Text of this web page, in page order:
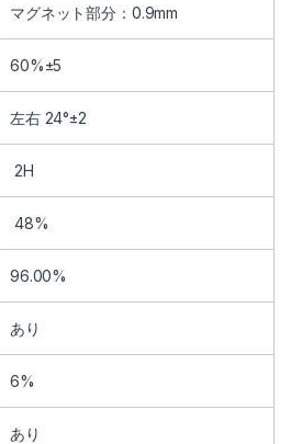
マグネット部分：0.9mm
60%±5
左右 24°±2
2H
48%
96.00%
あり
6%
あり